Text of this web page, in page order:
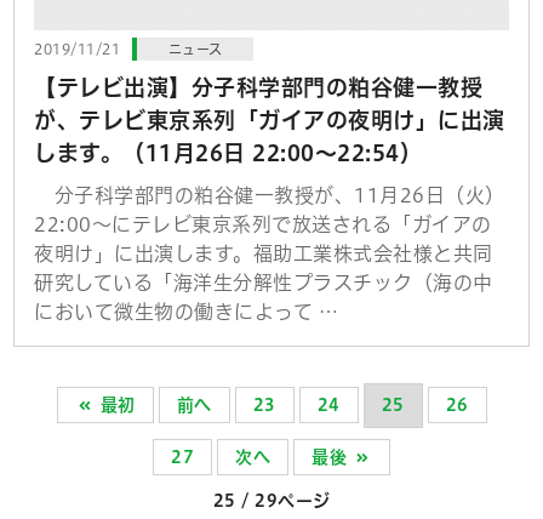
2019/11/21 ニュース
【テレビ出演】分子科学部門の粕谷健一教授
が、テレビ東京系列「ガイアの夜明け」に出演
します。（11月26日 22:00～22:54）
分子科学部門の粕谷健一教授が、11月26日（火）
22:00～にテレビ東京系列で放送される「ガイアの
夜明け」に出演します。福助工業株式会社様と共同
研究している「海洋生分解性プラスチック（海の中
において微生物の働きによって …
最初 前へ 23 24 25 26
27 次へ 最後
25 / 29ページ